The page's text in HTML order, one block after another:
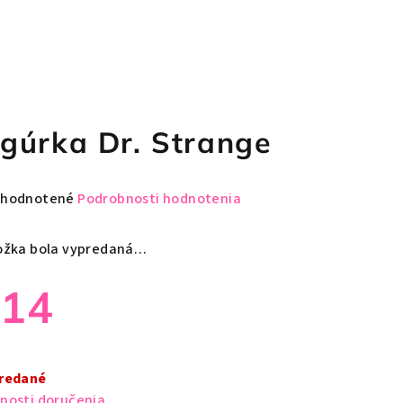
Dr. Strange
Podrobnosti hodnotenia
bola vypredaná…